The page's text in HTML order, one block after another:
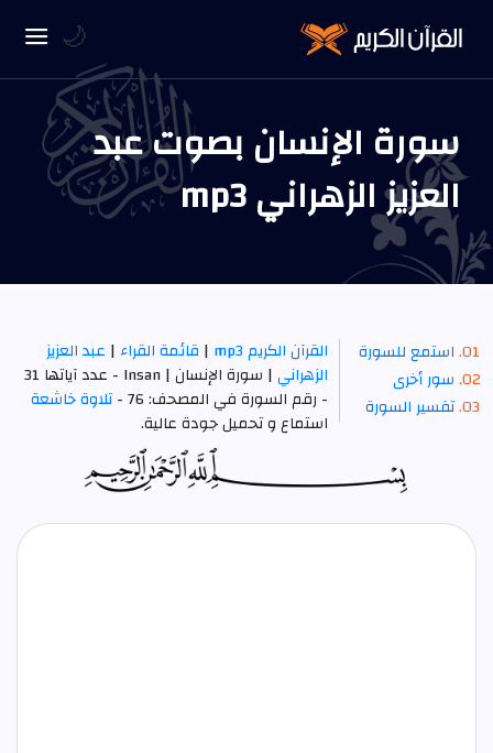
سورة الإنسان بصوت عبد
العزيز الزهراني mp3
استمع للسورة
سور أخرى
تفسير السورة
القرآن الكريم mp3 | قائمة القراء| عبد العزيز
الزهراني
| سورة الإنسان | Insan - عدد آياتها 31
- رقم السورة في المصحف: 76 -
تلاوة خاشعة
استماع و تحميل جودة عالية.
🌙